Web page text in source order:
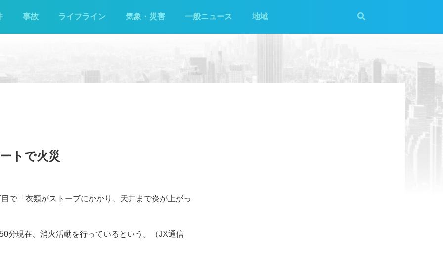
事故 ライフライン 気象・災害 一般ニュース 地域
トで火災
で「衣類がストーブにかかり、天井まで炎が上がっ
分現在、消火活動を行っているという。（JX通信